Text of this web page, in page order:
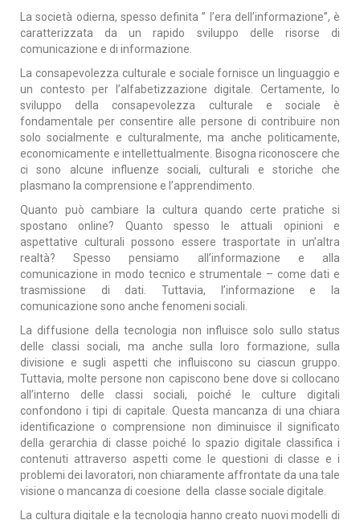
La società odierna, spesso definita ” l’era dell’informazione”, è
caratterizzata da un rapido sviluppo delle risorse di
comunicazione e di informazione.
La consapevolezza culturale e sociale fornisce un linguaggio e
un contesto per l’alfabetizzazione digitale. Certamente, lo
sviluppo della consapevolezza culturale e sociale è
fondamentale per consentire alle persone di contribuire non
solo socialmente e culturalmente, ma anche politicamente,
economicamente e intellettualmente. Bisogna riconoscere che
ci sono alcune influenze sociali, culturali e storiche che
plasmano la comprensione e l’apprendimento.
Quanto può cambiare la cultura quando certe pratiche si
spostano online? Quanto spesso le attuali opinioni e
aspettative culturali possono essere trasportate in un’altra
realtà? Spesso pensiamo all’informazione e alla
comunicazione in modo tecnico e strumentale – come dati e
trasmissione di dati. Tuttavia, l’informazione e la
comunicazione sono anche fenomeni sociali.
La diffusione della tecnologia non influisce solo sullo status
delle classi sociali, ma anche sulla loro formazione, sulla
divisione e sugli aspetti che influiscono su ciascun gruppo.
Tuttavia, molte persone non capiscono bene dove si collocano
all’interno delle classi sociali, poiché le culture digitali
confondono i tipi di capitale. Questa mancanza di una chiara
identificazione o comprensione non diminuisce il significato
della gerarchia di classe poiché lo spazio digitale classifica i
contenuti attraverso aspetti come le questioni di classe e i
problemi dei lavoratori, non chiaramente affrontate da una tale
visione o mancanza di coesione della classe sociale digitale.
La cultura digitale e la tecnologia hanno creato nuovi modelli di